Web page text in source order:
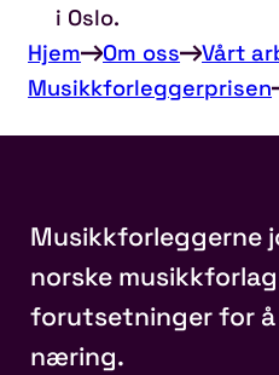
i Oslo.
Hjem
Om oss
Vårt
Musikkforleggerprisen
Musikkforleggerne
norske
forutsetninger for
næring.